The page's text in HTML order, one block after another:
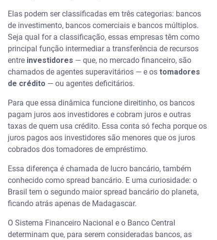
Elas podem ser classificadas em três categorias: bancos
de investimento, bancos comerciais e bancos múltiplos.
Seja qual for a classificação, essas empresas têm como
principal função intermediar a transferência de recursos
entre investidores — que, no mercado financeiro, são
chamados de agentes superavitários — e os tomadores
de crédito — ou agentes deficitários.
Para que essa dinâmica funcione direitinho, os bancos
pagam juros aos investidores e cobram juros e outras
taxas de quem usa crédito. Essa conta só fecha porque os
juros pagos aos investidores são menores que os juros
cobrados dos tomadores de empréstimo.
Essa diferença é chamada de lucro bancário, também
conhecido como spread bancário. E uma curiosidade: o
Brasil tem o segundo maior spread bancário do planeta,
ficando atrás apenas de Madagascar.
O Sistema Financeiro Nacional e o Banco Central
determinam que, para serem consideradas bancos, as